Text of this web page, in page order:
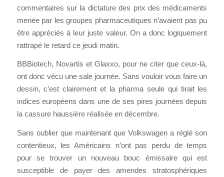
commentaires sur la dictature des prix des médicaments
menée par les groupes pharmaceutiques n’avaient pas pu
être appréciés à leur juste valeur. On a donc logiquement
rattrapé le retard ce jeudi matin.
BBBiotech, Novartis et Glaxxo, pour ne citer que ceux-là,
ont donc vécu une sale journée. Sans vouloir vous faire un
dessin, c’est clairement et la pharma seule qui tirait les
indices européens dans une de ses pires journées depuis
la cassure haussière réalisée en décembre.
Sans oublier que maintenant que Volkswagen a réglé son
contentieux, les Américains n’ont pas perdu de temps
pour se trouver un nouveau bouc émissaire qui est
susceptible de payer des amendes stratosphériques